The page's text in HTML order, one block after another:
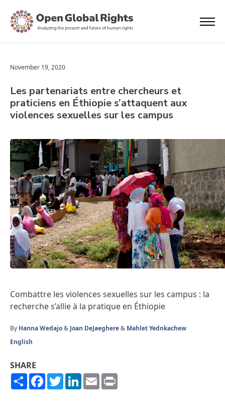
November 19, 2020
Les partenariats entre chercheurs et
praticiens en Éthiopie s’attaquent aux
violences sexuelles sur les campus
Combattre les violences sexuelles sur les campus : la
recherche s’allie à la pratique en Éthiopie
By Hanna Wedajo& Joan DeJaeghere& Mahlet Yednkachew
English
SHARE
ShareFacebook
TwitterLinkedIn
Email